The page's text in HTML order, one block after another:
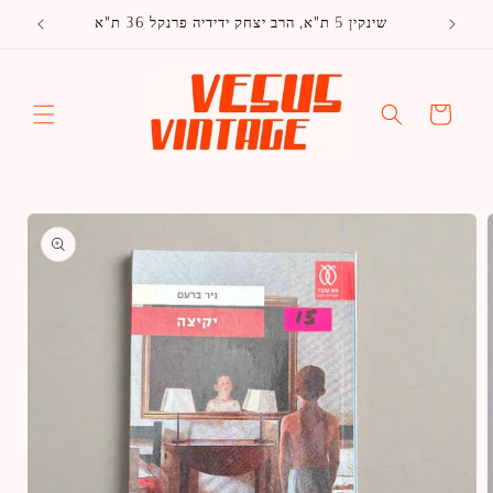
דלג
לתוכן
שינקין 5 ת"א, הרב יצחק ידידיה פרנקל 36 ת"א
עגלה
למידע
על
מוצרים